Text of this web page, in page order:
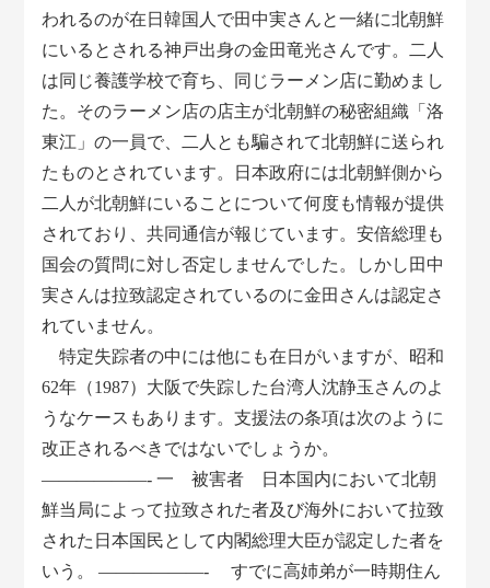
われるのが在日韓国人で田中実さんと一緒に北朝鮮
にいるとされる神戸出身の金田竜光さんです。二人
は同じ養護学校で育ち、同じラーメン店に勤めまし
た。そのラーメン店の店主が北朝鮮の秘密組織「洛
東江」の一員で、二人とも騙されて北朝鮮に送られ
たものとされています。日本政府には北朝鮮側から
二人が北朝鮮にいることについて何度も情報が提供
されており、共同通信が報じています。安倍総理も
国会の質問に対し否定しませんでした。しかし田中
実さんは拉致認定されているのに金田さんは認定さ
れていません。
特定失踪者の中には他にも在日がいますが、昭和
62年（1987）大阪で失踪した台湾人沈静玉さんのよ
うなケースもあります。支援法の条項は次のように
改正されるべきではないでしょうか。
——————- 一 被害者 日本国内において北朝
鮮当局によって拉致された者及び海外において拉致
された日本国民として内閣総理大臣が認定した者を
いう。 ——————- すでに高姉弟が一時期住ん